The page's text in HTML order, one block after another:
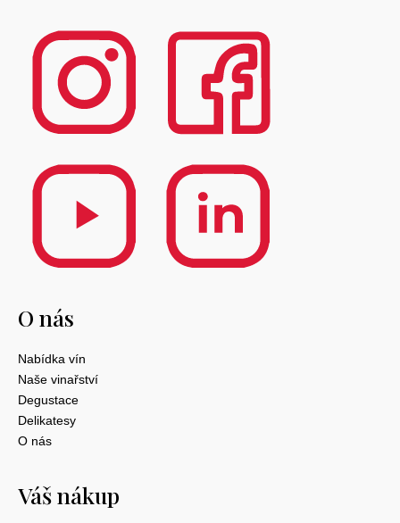
O nás
Nabídka vín
Naše vinařství
Degustace
Delikatesy
O nás
Váš nákup